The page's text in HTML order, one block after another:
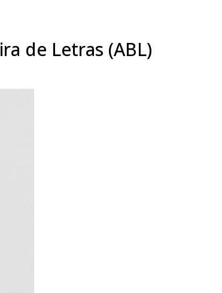
de Letras (ABL)